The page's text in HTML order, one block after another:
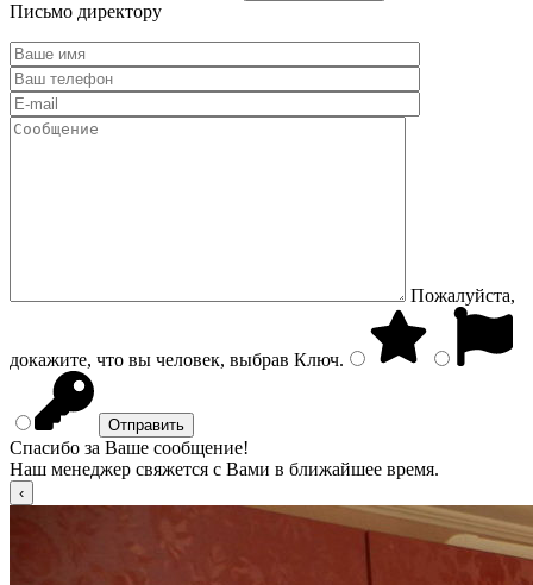
Письмо директору
Пожалуйста,
докажите, что вы человек, выбрав Ключ.
Спасибо за Ваше сообщение!
Наш менеджер свяжется с Вами в ближайшее время.